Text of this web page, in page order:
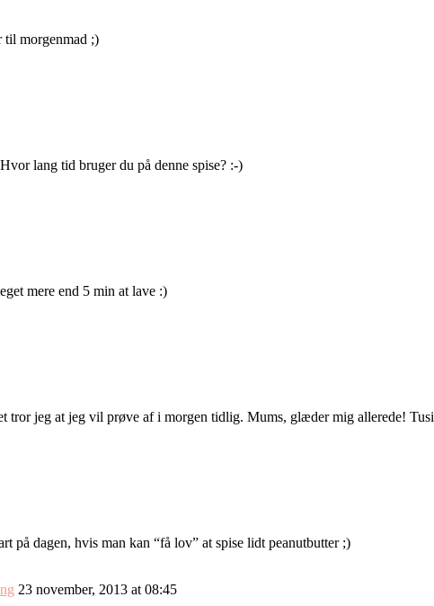
til morgenmad ;)
lang tid bruger du på denne spise? :-)
mere end 5 min at lave :)
tror jeg at jeg vil prøve af i morgen tidlig. Mums, glæder mig allerede!
på dagen, hvis man kan “få lov” at spise lidt peanutbutter ;)
23 november, 2013 at 08:45